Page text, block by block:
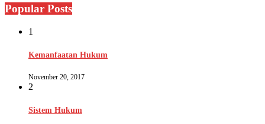
Popular Posts
1
Kemanfaatan Hukum
November 20, 2017
2
Sistem Hukum